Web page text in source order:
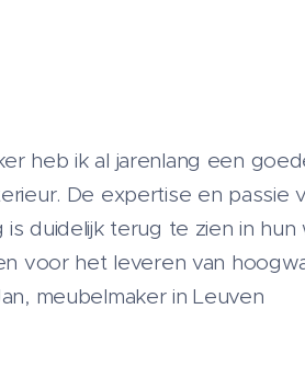
heb ik al jarenlang een
De expertise en passie
duidelijk terug te zien in hun
voor het leveren van
meubelmaker in Leuven